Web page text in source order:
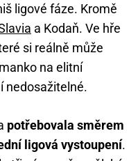
ligové fáze. Kromě
a Kodaň. Ve hře
si reálně může
na elitní
nedosažitelné.
potřebovala směrem
ligová vystoupení.